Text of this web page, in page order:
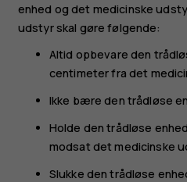
enhed og det medicinske
udstyr skal gøre følgende:
Altid opbevare den
centimeter fra det
Ikke bære den trådløse
Holde den trådløse
modsat det medicinske
Slukke den trådløse